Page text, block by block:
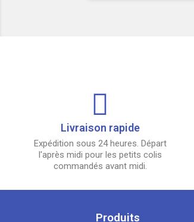
Livraison rapide
Expédition sous 24 heures. Départ
l'après midi pour les petits colis
commandés avant midi.
Produits